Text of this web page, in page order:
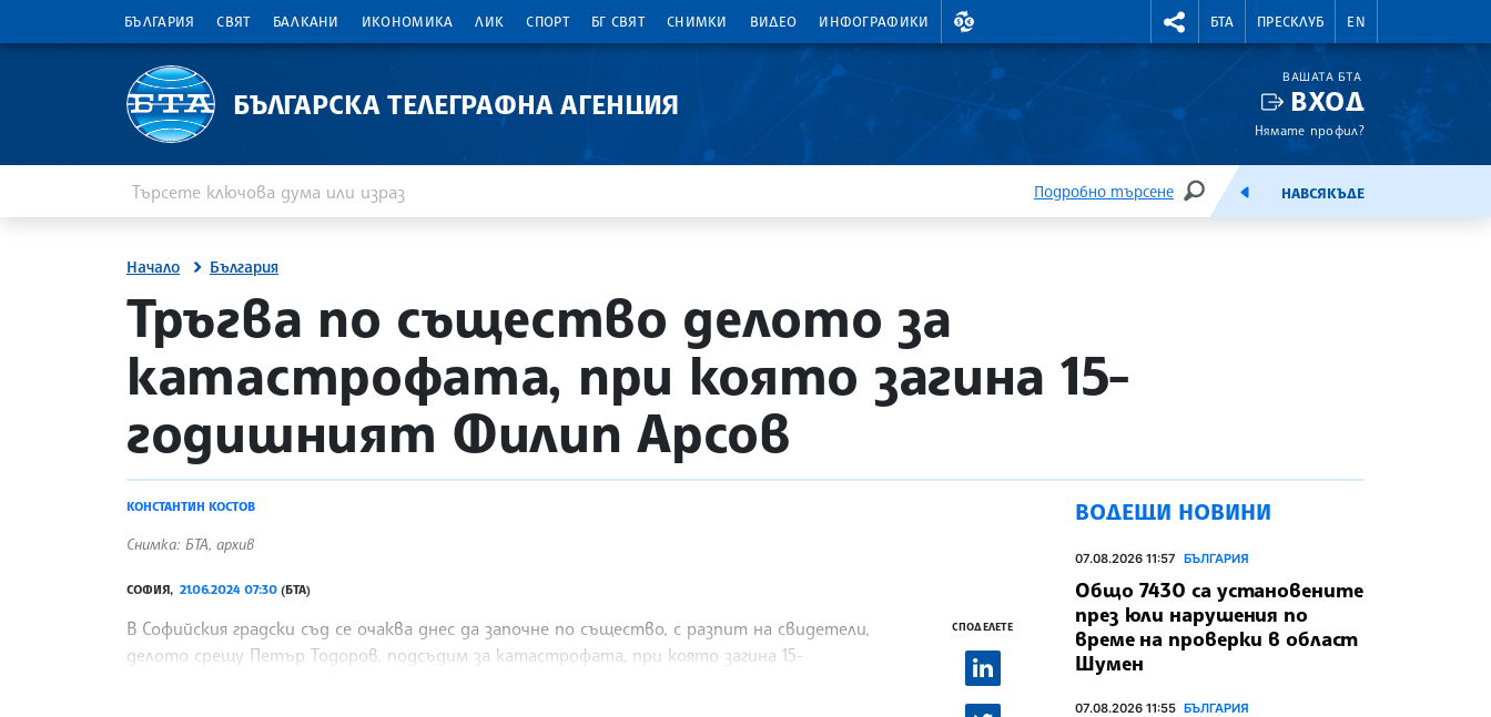
БЪЛГАРИЯ СВЯТ БАЛКАНИ ИКОНОМИКА ЛИК СПОРТ БГ СВЯТ СНИМКИ ВИДЕО ИНФОГРАФИКИ
ВАЛУТНИ КУРСОВЕ RIGHTMENU.SOCIAL
БТА ПРЕСКЛУБ EN
БЪЛГАРСКА ТЕЛЕГРАФНА АГЕНЦИЯ
ВАШАТА БТА
ВХОД
Нямате профил?
Подробно търсене
ТЪРСЕНЕЕМИСИЯНАВСЯКЪДЕ
Начало България
site.bta
Тръгва по същество делото за
катастрофата, при която загина 15-
годишният Филип Арсов
КОНСТАНТИН КОСТОВ
Снимка: БТА, архив
СОФИЯ, 21.06.2024 07:30 (БТА)
В Софийския градски съд се очаква днес да започне по същество, с разпит на свидетели,
делото срещу Петър Тодоров, подсъдим за катастрофата, при която загина 15-
СПОДЕЛЕТЕ
ВОДЕЩИ НОВИНИ
07.08.2026 11:57 БЪЛГАРИЯ
Общо 7430 са установените
през юли нарушения по
време на проверки в област
Шумен
07.08.2026 11:55 БЪЛГАРИЯ